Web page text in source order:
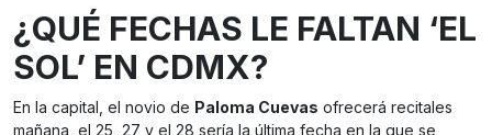
¿QUÉ FECHAS LE FALTAN ‘EL
SOL’ EN CDMX?
En la capital, el novio de Paloma Cuevas ofrecerá recitales
mañana, el 25, 27 y el 28 sería la última fecha en la que se